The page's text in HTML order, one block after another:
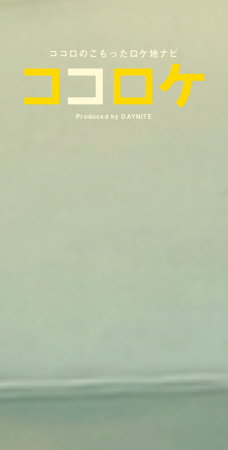
ココロのこもったロケ地ナビ
Produced by DAYNITE